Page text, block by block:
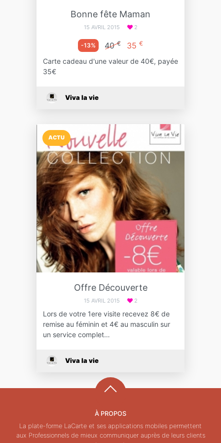
Bonne fête Maman
15 AVRIL 2015 2
-13% 40€ 35 €
Carte cadeau d'une valeur de 40€, payée
35€
Viva la vie
ACTU
Offre Découverte
15 AVRIL 2015 2
Lors de votre 1ere visite recevez 8€ de
remise au féminin et 4€ au masculin sur
un service complet…
Viva la vie
À PROPOS
La plate-forme LaCarte et ses applications mobiles permettent
aux Professionnels de mieux communiquer auprès de leurs clients